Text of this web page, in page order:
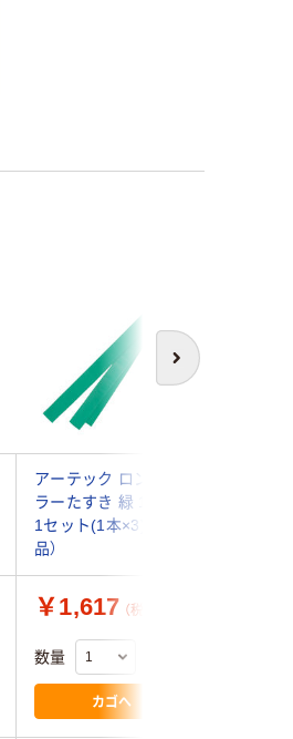
次へ
アーテック ロングカ
ラーたすき 緑 19058
1セット(1本×3)（直送
品）
￥1,617 （税込）
数量
カゴへ